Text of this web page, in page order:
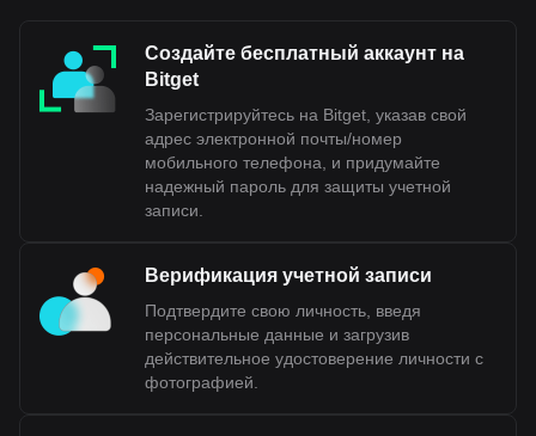
Создайте бесплатный аккаунт на
Bitget
Зарегистрируйтесь на Bitget, указав свой
адрес электронной почты/номер
мобильного телефона, и придумайте
надежный пароль для защиты учетной
записи.
Верификация учетной записи
Подтвердите свою личность, введя
персональные данные и загрузив
действительное удостоверение личности с
фотографией.